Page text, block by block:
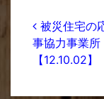
投稿ナ
被災住宅の
事協力事業所
【12.10.02】